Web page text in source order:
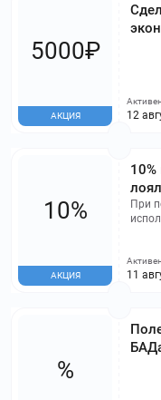
5000₽
АКЦИЯ 12
При
10%
АКЦИЯ 11
%